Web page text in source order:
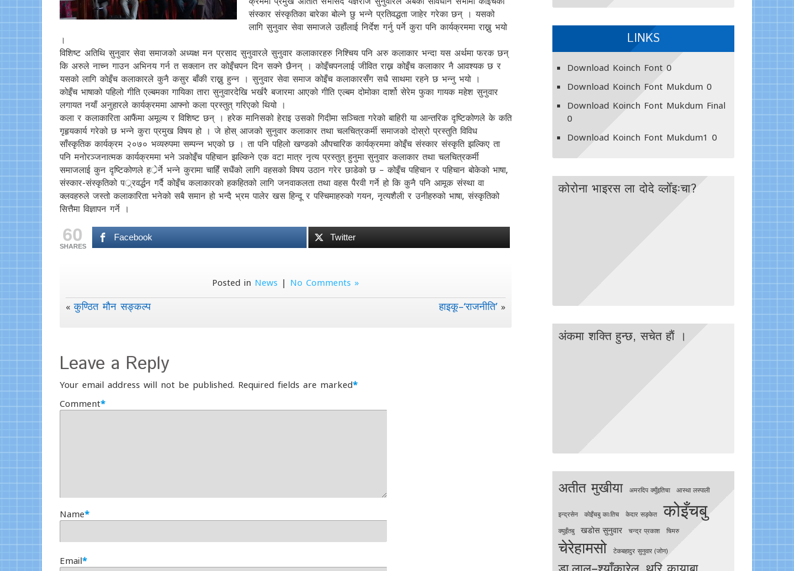
संस्कार संस्कृतिका बारेका बोल्ने छु भन्ने प्रतिवद्धता जाहेर गरेका छन् । यसको
लागि सुनुवार सेवा समाजले उहाँलाई निर्देश गर्नु पर्ने कुरा पनि कार्यक्रममा राख्नु भयो
।
विशिष्ट अतिथि सुनुवार सेवा समाजको अध्यक्ष मन प्रसाद सुनुवारले सुनुवार कलाकारहरु निश्चिय पनि अरु कलाकार भन्दा यस अर्थमा फरक छन्
कि अरुले नाच्न गाउन अभिनय गर्न त सक्लान तर कोइँचपन दिन सक्ने छैनन् । कोइँचपनलाई जीवित राख्न कोइँच कलाकार नै आवश्यक छ र
यसको लागि कोइँच कलाकारले कुनै कसुर बाँकी राख्नु हुन्न । सुनुवार सेवा समाज कोइँच कलाकारसँग सधै साथमा रहने छ भन्नु भयो ।
कोइँच भाषाको पहिलो गीति एल्बमका गायिका तारा सुनुवारदेखि भर्खरै बजारमा आएको गीति एल्बम दोमोका दार्शो सेरेम फुका गायक महेश सुनुवार
लगायत नयाँ अनुहारले कार्यक्रममा आफ्नो कला प्रस्तुत् गरिएको थियो ।
कला र कलाकारिता आफैंमा अमूल्य र विशिष्ट छन् । हरेक मानिसको हेराइ उसको गिदीमा सञ्चिता गरेको बाहिरी या आन्तरिक दृष्टिकोणले के कति
गृहृयकार्य गरेको छ भन्ने कुरा प्रमुख विषय हो । जे होस् आजको सुनुवार कलाकार तथा चलचित्रकर्मी समाजको दोस्रो प्रस्तुति विविध
साँस्कृतिक कार्यक्रम २०७० भव्यरुपमा सम्पन्न भएको छ । ता पनि पहिलो खण्डको औपचारिक कार्यक्रममा कोइँच संस्कार संस्कृति झल्किए ता
पनि मनोरञ्जनात्मक कार्यक्रममा भने ञकोइँच पहिचान झल्किने एक वटा मात्र नृत्य प्रस्तुत् हुनुमा सुनुवार कलाकार तथा चलचित्रकर्मी
समाजलाई कुन दृष्टिकोणले हर्ेर्ने भन्ने कुरामा चाहिँ सधैंको लागि वहसको विषय उठान गरेर छाडेको छ – कोइँच पहिचान र पहिचान बोकेको भाषा,
संस्कार-संस्कृतिको पर््रवर्द्धन गर्दै कोइँच कलाकारको हकहितको लागि जनवाकलता तथा वहस पैरवी गर्ने हो कि कुनै पनि आमूक संस्था वा
क्लवहरुले जस्तो कलाकारिता भनेको सबै समान हो भन्दै भ्रम पालेर खस हिन्दू र पस्चिमाहरुको गयन, नृत्यशैली र उनीहरुको भाषा, संस्कृतिको
सित्तैमा विज्ञापन गर्ने ।
60
SHARES
Facebook Twitter
Posted in News | No Comments »
«कुण्ठित मौन सङ्कल्प हाइकू–‘राजनीति’ »
Leave a Reply
Your email address will not be published. Required fields are marked*
Comment*
Name*
Email*
LINKS
Download Koinch Font0
Download Koinch Font Mukdum 0
Download Koinch Font Mukdum Final
0
Download Koinch Font Mukdum1 0
कोरोना भाइरस ला दोदे व्लोँइःचा?
अंकमा शक्ति हुन्छ, सचेत हाैं ।
अतीत मुखीया अमरदिप क्युँइतिचा आस्था लस्पाली
इन्द्रसेन काेइँचबु काःतिच केदार सङ्केत कोइँचबु
क्युइँतबु खडोस सुनुवार चन्द्र प्रकाश चिमरु
चेरेहामसो टेकबहादुर सुनुवार (जोन)